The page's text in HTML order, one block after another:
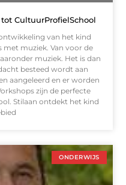
CultuurProfielSchool
van het kind
met muziek. Van voor de
muziek. Het is dan
besteed wordt aan
aangeleerd en er worden
zijn de perfecte
Stilaan ontdekt het kind
ONDERWIJS